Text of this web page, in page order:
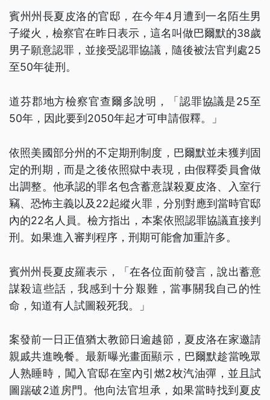
賓州州長夏皮洛的官邸，在今年4月遭到一名陌生男
子縱火，檢察官在昨日表示，這名叫做巴爾默的38歲
男子願意認罪，並接受認罪協議，隨後被法官判處25
至50年徒刑。
道芬郡地方檢察官查爾多說明，「認罪協議是25至
50年，因此要到2050年起才可申請假釋。」
依照美國部分州的不定期刑制度，巴爾默並未獲判固
定的刑期，而是之後依照獄中表現，由假釋委員會做
出調整。他承認的罪名包含蓄意謀殺夏皮洛、入室行
竊、恐怖主義以及22起縱火罪，分別對應到當時官邸
內的22名人員。檢方指出，本案依照認罪協議直接判
刑。如果進入審判程序，刑期可能會加重許多。
賓州州長夏皮羅表示，「在各位面前發言，說出蓄意
謀殺這些話，我感到十分艱難，當事關我自己的性
命，知道有人試圖殺死我。」
案發前一日正值猶太教節日逾越節，夏皮洛在家邀請
親戚共進晚餐。最新曝光畫面顯示，巴爾默趁當晚眾
人熟睡時，闖入官邸在室內引燃2枚汽油彈，並且試
圖踹破2道房門。他向法官坦承，如果當時找到夏皮